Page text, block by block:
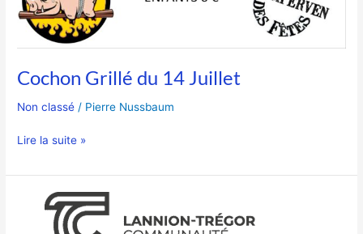
Cochon Grillé du 14 Juillet
Non classé / Pierre Nussbaum
Lire la suite »
Vigilance
Sécheresse